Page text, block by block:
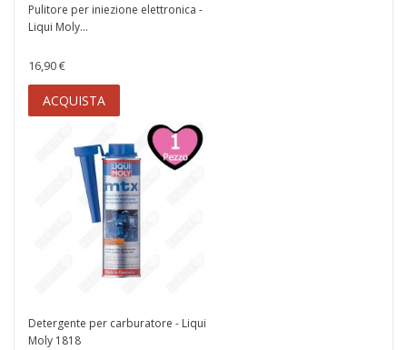
Pulitore per iniezione elettronica -
Liqui Moly...
16,90 €
ACQUISTA
Detergente per carburatore - Liqui
Moly 1818